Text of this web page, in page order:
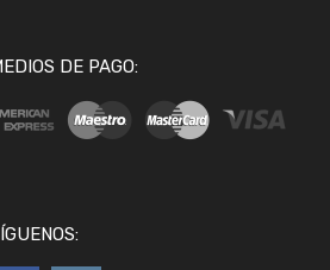
DE PAGO: